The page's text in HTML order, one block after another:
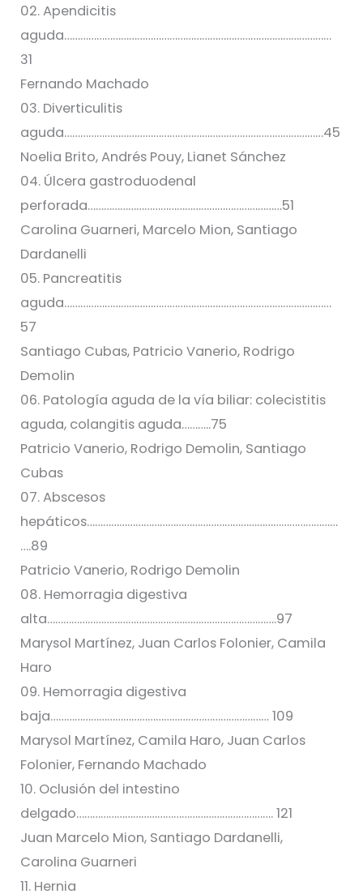
02. Apendicitis
aguda………………………………………………………………………………………
31
Fernando Machado
03. Diverticulitis
aguda……………………………………………………………………………………45
Noelia Brito, Andrés Pouy, Lianet Sánchez
04. Úlcera gastroduodenal
perforada………………………………………………………………51
Carolina Guarneri, Marcelo Mion, Santiago
Dardanelli
05. Pancreatitis
aguda………………………………………………………………………………………
57
Santiago Cubas, Patricio Vanerio, Rodrigo
Demolin
06. Patología aguda de la vía biliar: colecistitis
aguda, colangitis aguda………..75
Patricio Vanerio, Rodrigo Demolin, Santiago
Cubas
07. Abscesos
hepáticos…………………………………………………………………………………
….89
Patricio Vanerio, Rodrigo Demolin
08. Hemorragia digestiva
alta………………………………………………………………………….97
Marysol Martínez, Juan Carlos Folonier, Camila
Haro
09. Hemorragia digestiva
baja……………………………………………………………………… 109
Marysol Martínez, Camila Haro, Juan Carlos
Folonier, Fernando Machado
10. Oclusión del intestino
delgado………………………………………………………………. 121
Juan Marcelo Mion, Santiago Dardanelli,
Carolina Guarneri
11. Hernia